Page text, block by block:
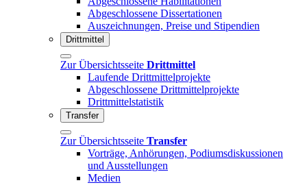
Abgeschlossene Dissertationen
Auszeichnungen, Preise und Stipendien
Drittmittel
Zur Übersichtsseite Drittmittel
Laufende Drittmittelprojekte
Abgeschlossene Drittmittelprojekte
Drittmittelstatistik
Transfer
Zur Übersichtsseite Transfer
Vorträge, Anhörungen, Podiumsdiskussionen
und Ausstellungen
Medien